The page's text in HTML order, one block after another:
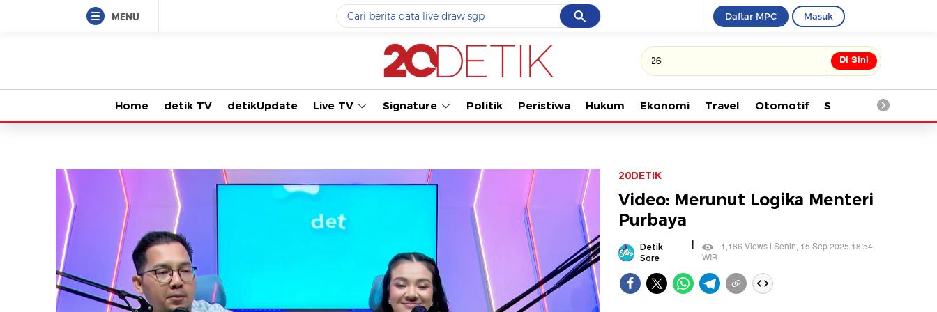
MENU Cancel
Yang sedang ramai dicari
data live draw sgp
#3kebakaran
#5gempa hari ini
Promoted
Terakhir yang dicari
Daftar MPC Masuk
Tonton kabar terbaru PIALA
Di Sini
Home detik TV detikUpdate Live TV Signature Politik Peristiwa Hukum Ekonomi Travel Otomotif Saintek
20DETIK
Video: Merunut Logika Menteri
Purbaya
Detik
Sore
|
1,186 Views | Senin, 15 Sep 2025 18:54
WIB